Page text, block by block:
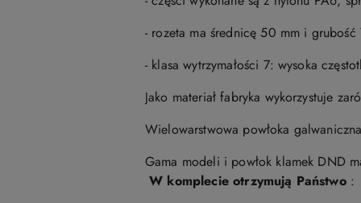
- rozeta ma średnicę 50 mm i grubość
- klasa wytrzymałości 7: wysoka
Jako materiał fabryka wykorzystuje
Wielowarstwowa powłoka
Gama modeli i powłok klamek DND
W komplecie otrzymują Państwo: